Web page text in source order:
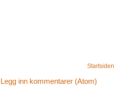
Startsiden
Legg inn kommentarer (Atom)